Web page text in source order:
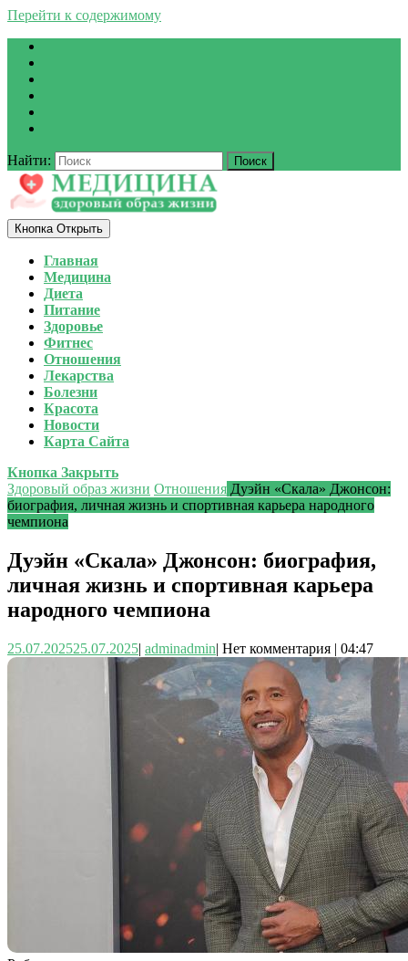
Перейти к содержимому
Найти:
Кнопка Открыть
Главная
Медицина
Диета
Питание
Здоровье
Фитнес
Отношения
Лекарства
Болезни
Красота
Новости
Карта Сайта
Кнопка Закрыть
Здоровый образ жизни Отношения Дуэйн «Скала» Джонсон:
биография, личная жизнь и спортивная карьера народного
чемпиона
Дуэйн «Скала» Джонсон: биография,
личная жизнь и спортивная карьера
народного чемпиона
25.07.202525.07.2025| adminadmin| Нет комментария | 04:47